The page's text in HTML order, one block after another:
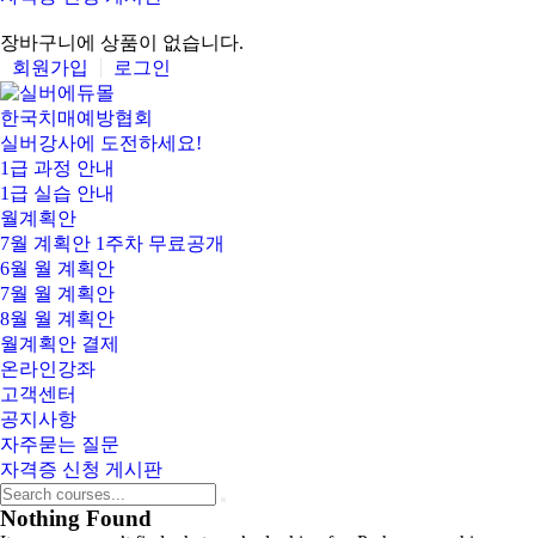
장바구니에 상품이 없습니다.
회원가입
로그인
한국치매예방협회
실버강사에 도전하세요!
1급 과정 안내
1급 실습 안내
월계획안
7월 계획안 1주차 무료공개
6월 월 계획안
7월 월 계획안
8월 월 계획안
월계획안 결제
온라인강좌
고객센터
공지사항
자주묻는 질문
자격증 신청 게시판
Nothing Found